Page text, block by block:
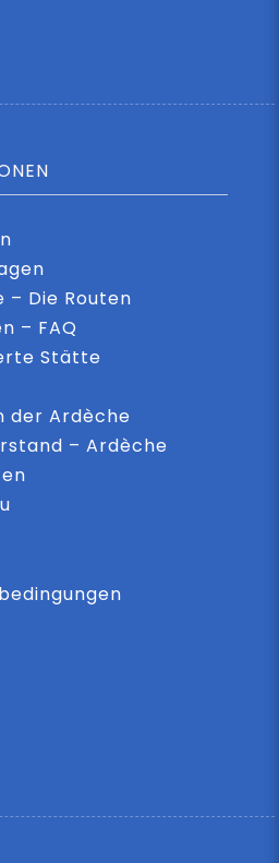
– Die Routen
– FAQ
Stätte
der Ardèche
– Ardèche